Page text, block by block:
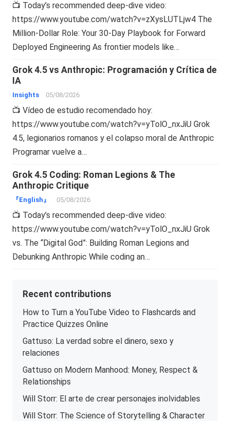
📺 Today’s recommended deep-dive video:
https://www.youtube.com/watch?v=zXysLUTLjw4 The
Million-Dollar Role: Your 30-Day Playbook for Forward
Deployed Engineering As frontier models like…
Grok 4.5 vs Anthropic: Programación y Crítica de
IA
Insights 05/08/2026
📺 Vídeo de estudio recomendado hoy:
https://www.youtube.com/watch?v=yTolO_nxJiU Grok
4.5, legionarios romanos y el colapso moral de Anthropic
Programar vuelve a…
Grok 4.5 Coding: Roman Legions & The
Anthropic Critique
『English』 05/08/2026
📺 Today’s recommended deep-dive video:
https://www.youtube.com/watch?v=yTolO_nxJiU Grok
vs. The “Digital God”: Building Roman Legions and
Debunking Anthropic While coding an…
Recent contributions
How to Turn a YouTube Video to Flashcards and
Practice Quizzes Online
Gattuso: La verdad sobre el dinero, sexo y
relaciones
Gattuso on Modern Manhood: Money, Respect &
Relationships
Will Storr: El arte de crear personajes inolvidables
Will Storr: The Science of Storytelling & Character